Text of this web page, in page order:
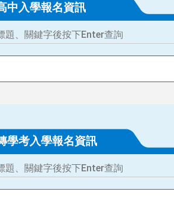
中入學報名資訊
學考入學報名資訊